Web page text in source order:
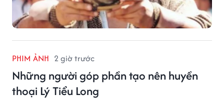
PHIM ẢNH 2 giờ trước
Những người góp phần tạo nên huyền
thoại Lý Tiểu Long